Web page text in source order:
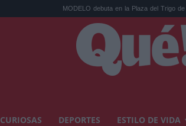
MODELO debuta en la Plaza del Trigo de Sonorama Ri...
CURIOSAS DEPORTES ESTILO DE VIDA